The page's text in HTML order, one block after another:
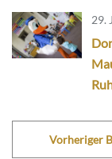
29.
Vorheriger